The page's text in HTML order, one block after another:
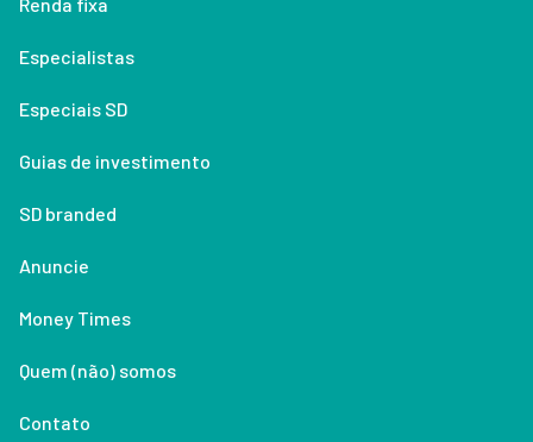
Especialistas
Especiais SD
Guias de investimento
SD branded
Anuncie
Money Times
Quem (não) somos
Contato